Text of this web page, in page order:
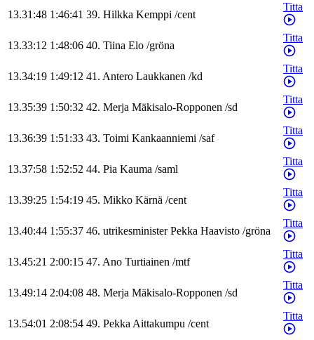
13.31:48 1:46:41 39. Hilkka Kemppi /cent
Titta
13.33:12 1:48:06 40. Tiina Elo /gröna
Titta
13.34:19 1:49:12 41. Antero Laukkanen /kd
Titta
13.35:39 1:50:32 42. Merja Mäkisalo-Ropponen /sd
Titta
13.36:39 1:51:33 43. Toimi Kankaanniemi /saf
Titta
13.37:58 1:52:52 44. Pia Kauma /saml
Titta
13.39:25 1:54:19 45. Mikko Kärnä /cent
Titta
13.40:44 1:55:37 46. utrikesminister Pekka Haavisto /gröna
Titta
13.45:21 2:00:15 47. Ano Turtiainen /mtf
Titta
13.49:14 2:04:08 48. Merja Mäkisalo-Ropponen /sd
Titta
13.54:01 2:08:54 49. PekkaAittakumpu /cent
Titta